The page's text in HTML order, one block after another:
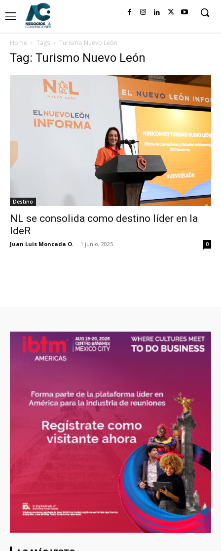
Home Tags Turismo Nuevo León
Tag: Turismo Nuevo León
Destino
NL se consolida como destino líder en la
IdeR
Juan Luis Moncada O. - 1 junio, 2025 0